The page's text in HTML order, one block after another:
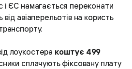
і ЄС намагається переконати
від авіаперельотів на користь
лоукостера коштує 499
сплачують фіксовану плату